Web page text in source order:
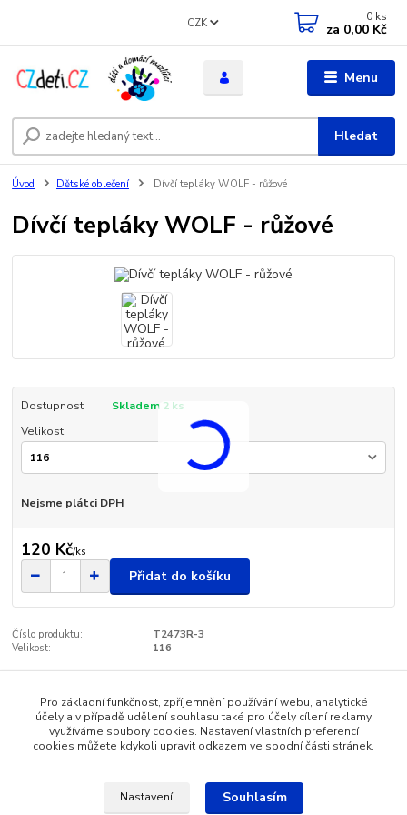
Menu
CZK
Hledat
0 ks
za 0,00 Kč
Úvod Dětské oblečení Dívčí tepláky WOLF - růžové
Dívčí tepláky WOLF - růžové
Dostupnost
Skladem 2 ks
Velikost
Nejsme plátci DPH
120 Kč/ks
Přidat do košíku
Číslo produktu:
T2473R-3
Velikost:
116
Zboží zařazeno v kategoriích
Dětské oblečení
Pro základní funkčnost, zpříjemnění používání webu, analytické
účely a v případě udělení souhlasu také pro účely cílení reklamy
využíváme soubory cookies. Nastavení vlastních preferencí
cookies můžete kdykoli upravit odkazem ve spodní části stránek.
Nastavení Souhlasím